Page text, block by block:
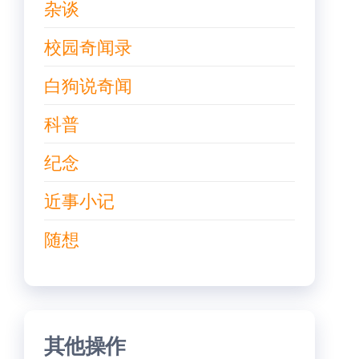
杂谈
校园奇闻录
白狗说奇闻
科普
纪念
近事小记
随想
其他操作